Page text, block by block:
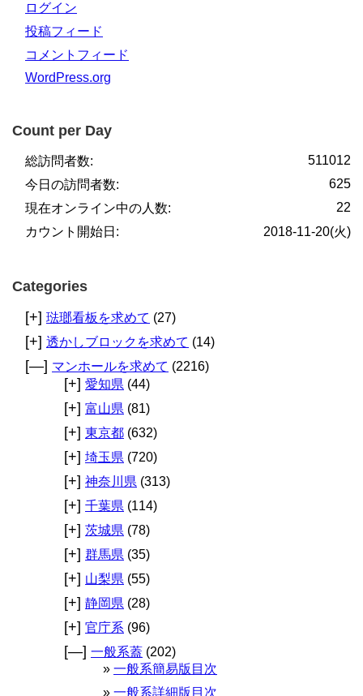
ログイン
投稿フィード
コメントフィード
WordPress.org
Count per Day
511012
総訪問者数:
625
今日の訪問者数:
22
現在オンライン中の人数:
2018-11-20(火)
カウント開始日:
Categories
[+] 琺瑯看板を求めて (27)
[+] 透かしブロックを求めて (14)
[—] マンホールを求めて (2216)
[+] 愛知県 (44)
[+] 富山県 (81)
[+] 東京都 (632)
[+] 埼玉県 (720)
[+] 神奈川県 (313)
[+] 千葉県 (114)
[+] 茨城県 (78)
[+] 群馬県 (35)
[+] 山梨県 (55)
[+] 静岡県 (28)
[+] 官庁系 (96)
[—] 一般系蓋 (202)
一般系簡易版目次
一般系詳細版目次